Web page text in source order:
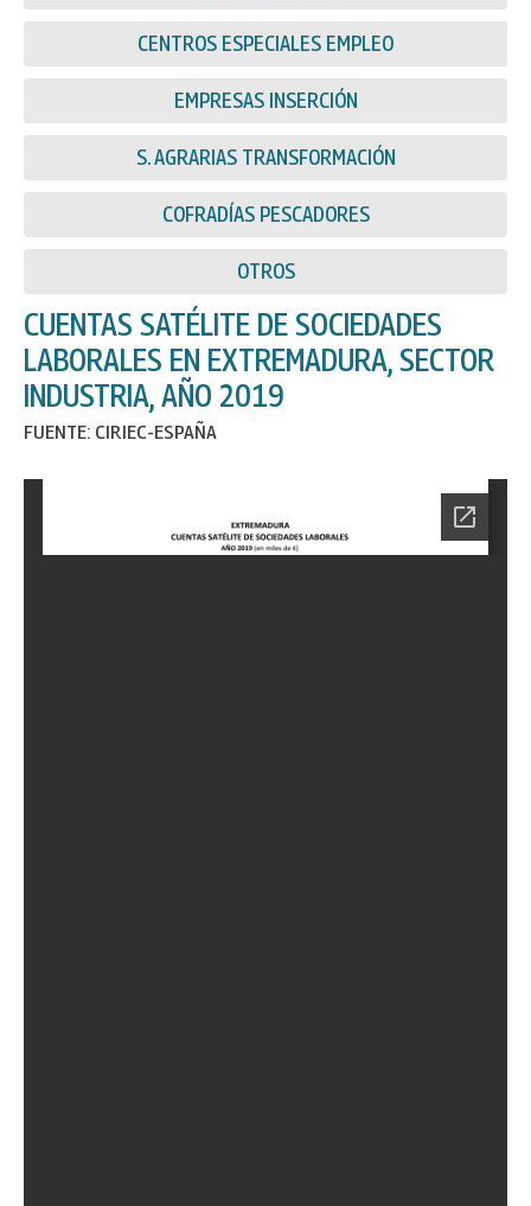
CENTROS ESPECIALES EMPLEO
EMPRESAS INSERCIÓN
S. AGRARIAS TRANSFORMACIÓN
COFRADÍAS PESCADORES
OTROS
CUENTAS SATÉLITE DE SOCIEDADES
LABORALES EN EXTREMADURA, SECTOR
INDUSTRIA, AÑO 2019
FUENTE: CIRIEC-ESPAÑA